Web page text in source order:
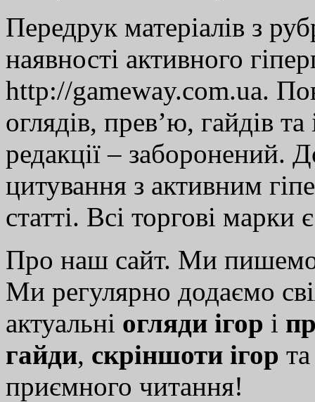
Передрук матеріалів з
наявності активного
http://gameway.com.ua.
оглядів, прев’ю, гайдів
редакції – заборонений.
цитування з активним
статті. Всі торгові марки
Про наш сайт. Ми
Ми регулярно додаємо
актуальні огляди ігор і
гайди, скріншоти ігор
приємного читання!